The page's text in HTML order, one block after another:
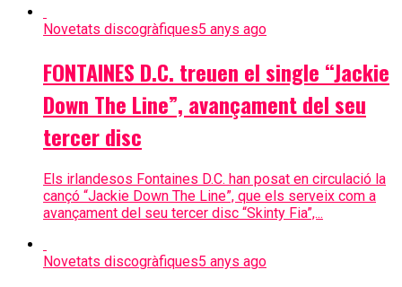
Novetats discogràfiques5 anys ago
FONTAINES D.C. treuen el single “Jackie
Down The Line”, avançament del seu
tercer disc
Els irlandesos Fontaines D.C. han posat en circulació la
cançó “Jackie Down The Line”, que els serveix com a
avançament del seu tercer disc “Skinty Fia”,...
Novetats discogràfiques5 anys ago